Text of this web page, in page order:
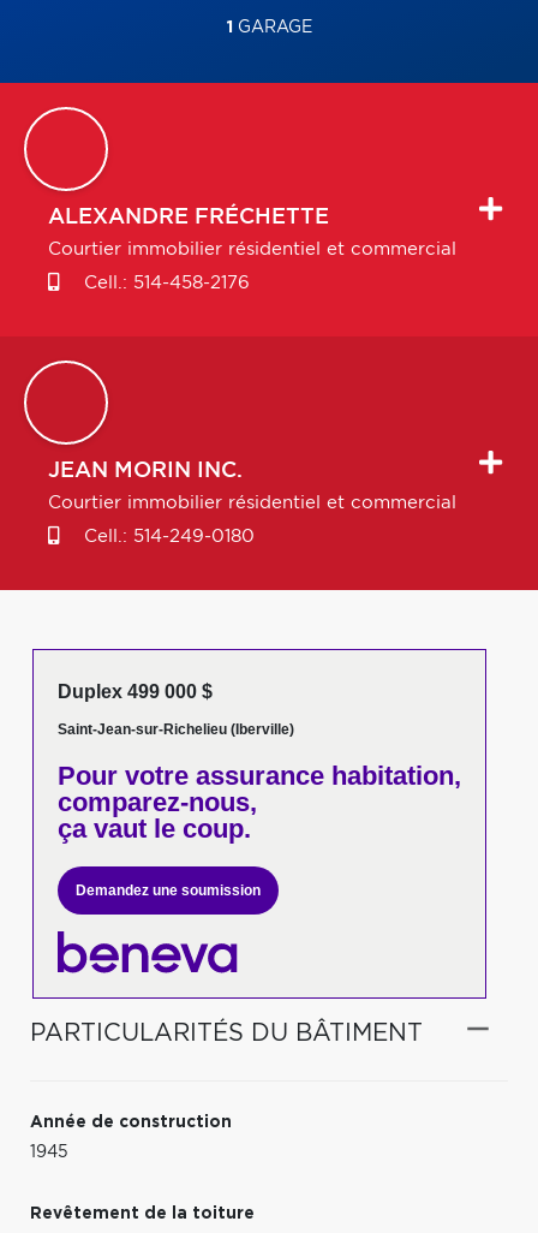
1 GARAGE
ALEXANDRE FRÉCHETTE
Courtier immobilier résidentiel et commercial
Cell.: 514-458-2176
JEAN MORIN INC.
Courtier immobilier résidentiel et commercial
Cell.: 514-249-0180
Duplex 499 000 $
Saint-Jean-sur-Richelieu (Iberville)
Pour votreassurance habitation,
comparez-nous,
ça vaut le coup.
Demandez une soumission
PARTICULARITÉS DU BÂTIMENT
Année de construction
1945
Revêtement de la toiture